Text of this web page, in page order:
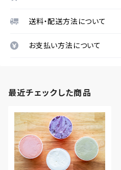
送料・配送方法について
お支払い方法について
最近チェックした商品